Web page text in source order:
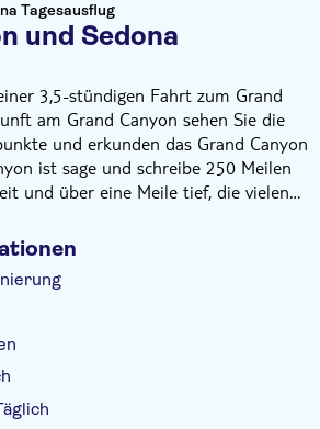
Tagesausflug
und Sedona
3,5-stündigen Fahrt zum Grand
am Grand Canyon sehen Sie die
und erkunden das Grand Canyon
ist sage und schreibe 250 Meilen
und über eine Meile tief, die vielen
die Geschichte des
Es bleibt genügend Zeit, um
und viele Fotos zu machen, die ein
der Mittagspause geht es weiter nach
Sedona-Viertel besichtigen
und lokalen Kunstwerken aufwartet.
in Sedona geht es weiter nach
Rückfahrt noch einige